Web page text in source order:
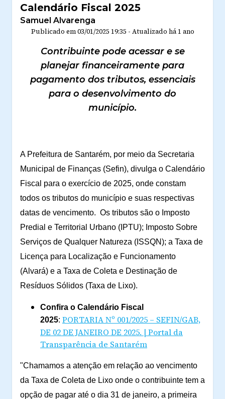
Calendário Fiscal 2025
Samuel Alvarenga
Publicado em03/01/2025 19:35 - Atualizado há 1 ano
Contribuinte pode acessar e se
planejar financeiramente para
pagamento dos tributos, essenciais
para o desenvolvimento do
município.
A Prefeitura de Santarém, por meio da Secretaria
Municipal de Finanças (Sefin), divulga o Calendário
Fiscal para o exercício de 2025, onde constam
todos os tributos do município e suas respectivas
datas de vencimento. Os tributos são o Imposto
Predial e Territorial Urbano (IPTU); Imposto Sobre
Serviços de Qualquer Natureza (ISSQN); a Taxa de
Licença para Localização e Funcionamento
(Alvará) e a Taxa de Coleta e Destinação de
Resíduos Sólidos (Taxa de Lixo).
Confira o Calendário Fiscal
2025: PORTARIA Nº 001/2025 – SEFIN/GAB,
DE 02 DE JANEIRO DE 2025. | Portal da
Transparência de Santarém
"Chamamos a atenção em relação ao vencimento
da Taxa de Coleta de Lixo onde o contribuinte tem a
opção de pagar até o dia 31 de janeiro, a primeira